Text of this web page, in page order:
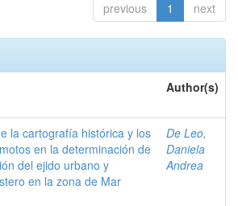
previous 1 next
Author(s)
la cartografía histórica y los
en la determinación de
del ejido urbano y
en la zona de Mar
De Leo,
Daniela
Andrea